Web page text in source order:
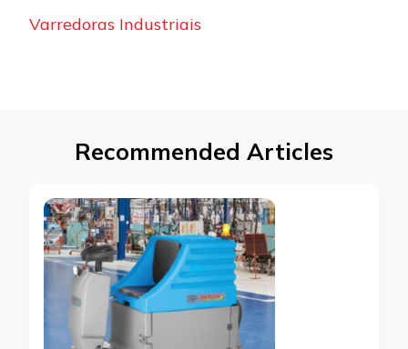
Varredoras Industriais
Recommended Articles